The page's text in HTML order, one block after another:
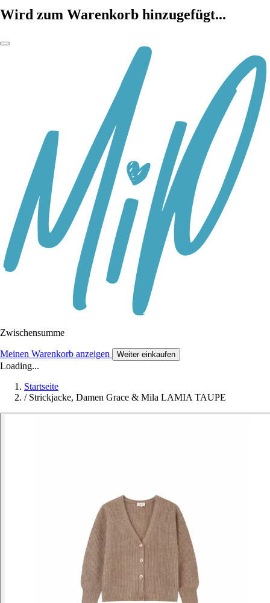
Wird zum Warenkorb hinzugefügt...
Zwischensumme
Meinen Warenkorb anzeigen Weiter einkaufen
Loading...
Startseite
/ Strickjacke, Damen Grace & Mila LAMIA TAUPE